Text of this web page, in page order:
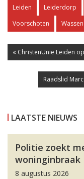
Leiden Leiderdorp
Voorschoten
« ChristenUnie Leiden
Raadslid
LAATSTE NIEUWS
Politie zoekt
woninginbraak
8 augustus 2026